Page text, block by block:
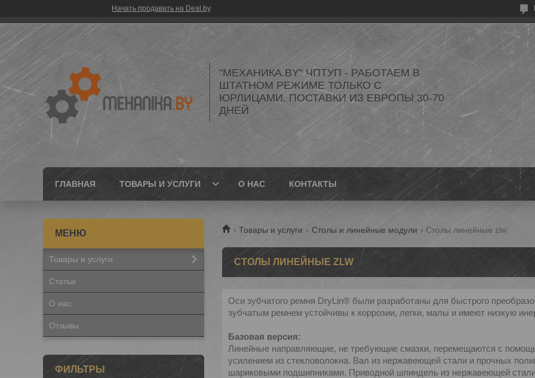
Начать продавать на Deal.by
"МЕХАНИКА.BY" ЧПТУП - РАБОТАЕМ В
ШТАТНОМ РЕЖИМЕ ТОЛЬКО С
ЮРЛИЦАМИ. ПОСТАВКИ ИЗ ЕВРОПЫ 30-70
ДНЕЙ
ГЛАВНАЯ ТОВАРЫ И УСЛУГИ О НАС КОНТАКТЫ
Товары и услуги Столы и линейные модули Столы линейные zlw
СТОЛЫ ЛИНЕЙНЫЕ ZLW
Оси зубчатого ремня DryLin® были разработаны для быстрого
зубчатым ремнем устойчивы к коррозии, легки, малы и имеют низкую
Базовая версия:
Линейные направляющие, не требующие смазки, перемещаются с
усилением из стекловолокна. Вал из нержавеющей стали и прочных
шариковыми подшипниками. Приводной шпиндель из нержавеющей
Товары и услуги
Статьи
О нас
Отзывы
ФИЛЬТРЫ